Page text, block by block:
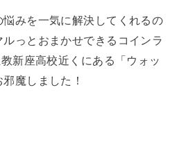
みを一気に解決してくれるの
っとおまかせできるコインラ
新座高校近くにある「ウォッ
魔しました！